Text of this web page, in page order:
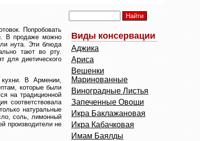
Попробовать
В продаже можно
нута. Эти блюда
тают во рту.
для диетического
кухни. В Армении,
которые были
на традиционной
соответствовала
натуральные
соль, лимонный
производители не
Виды консервации
Аджика
Ариса
Вешенки
Маринованные
Виноградные Листья
Запеченные Овощи
Икра Баклажановая
Икра Кабачковая
Имам Баялды